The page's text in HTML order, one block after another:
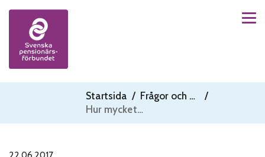
Skip to content
Startsida / Frågor och svar
/
Hur mycket betalar jag i skatt på min pension?